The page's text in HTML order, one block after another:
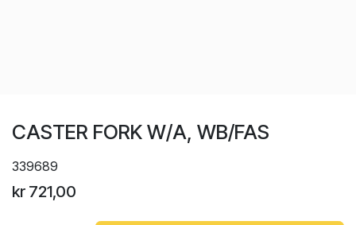
CASTER FORK W/A, WB/FAS
339689
kr 721,00